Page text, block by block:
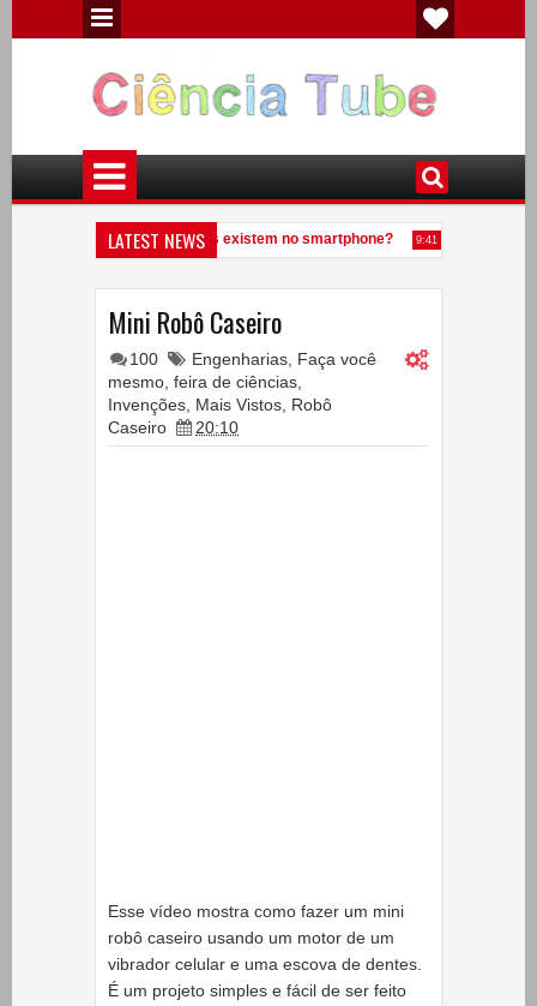
LATEST NEWS
químicos diferentes existem no smartphone? 9:41 PM Veja o que
Mini Robô Caseiro
100 Engenharias, Faça você
mesmo, feira de ciências,
Invenções, Mais Vistos, Robô
Caseiro
20:10
Esse vídeo mostra como fazer um mini
robô caseiro usando um motor de um
vibrador celular e uma escova de dentes.
É um projeto simples e fácil de ser feito